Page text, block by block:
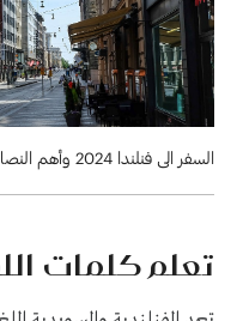
السفر الى فنلندا 2024 وأهم النصائح والمعلومات بواسطة maxpixel
تعلم كلمات